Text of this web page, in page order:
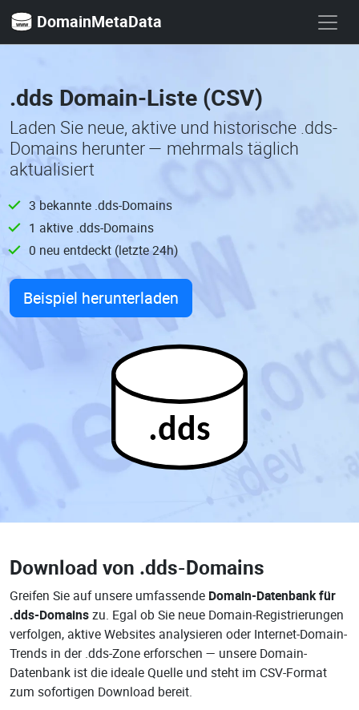
DomainMetaData
.dds Domain-Liste (CSV)
Laden Sie neue, aktive und historische .dds-
Domains herunter — mehrmals täglich
aktualisiert
3 bekannte .dds-Domains
1 aktive .dds-Domains
0 neu entdeckt (letzte 24h)
Beispiel herunterladen
.dds
Download von .dds-Domains
Greifen Sie auf unsere umfassende Domain-Datenbank für
.dds-Domainszu. Egal ob Sie neue Domain-Registrierungen
verfolgen, aktive Websites analysieren oder Internet-Domain-
Trends in der .dds-Zone erforschen — unsere Domain-
Datenbank ist die ideale Quelle und steht im CSV-Format
zum sofortigen Download bereit.